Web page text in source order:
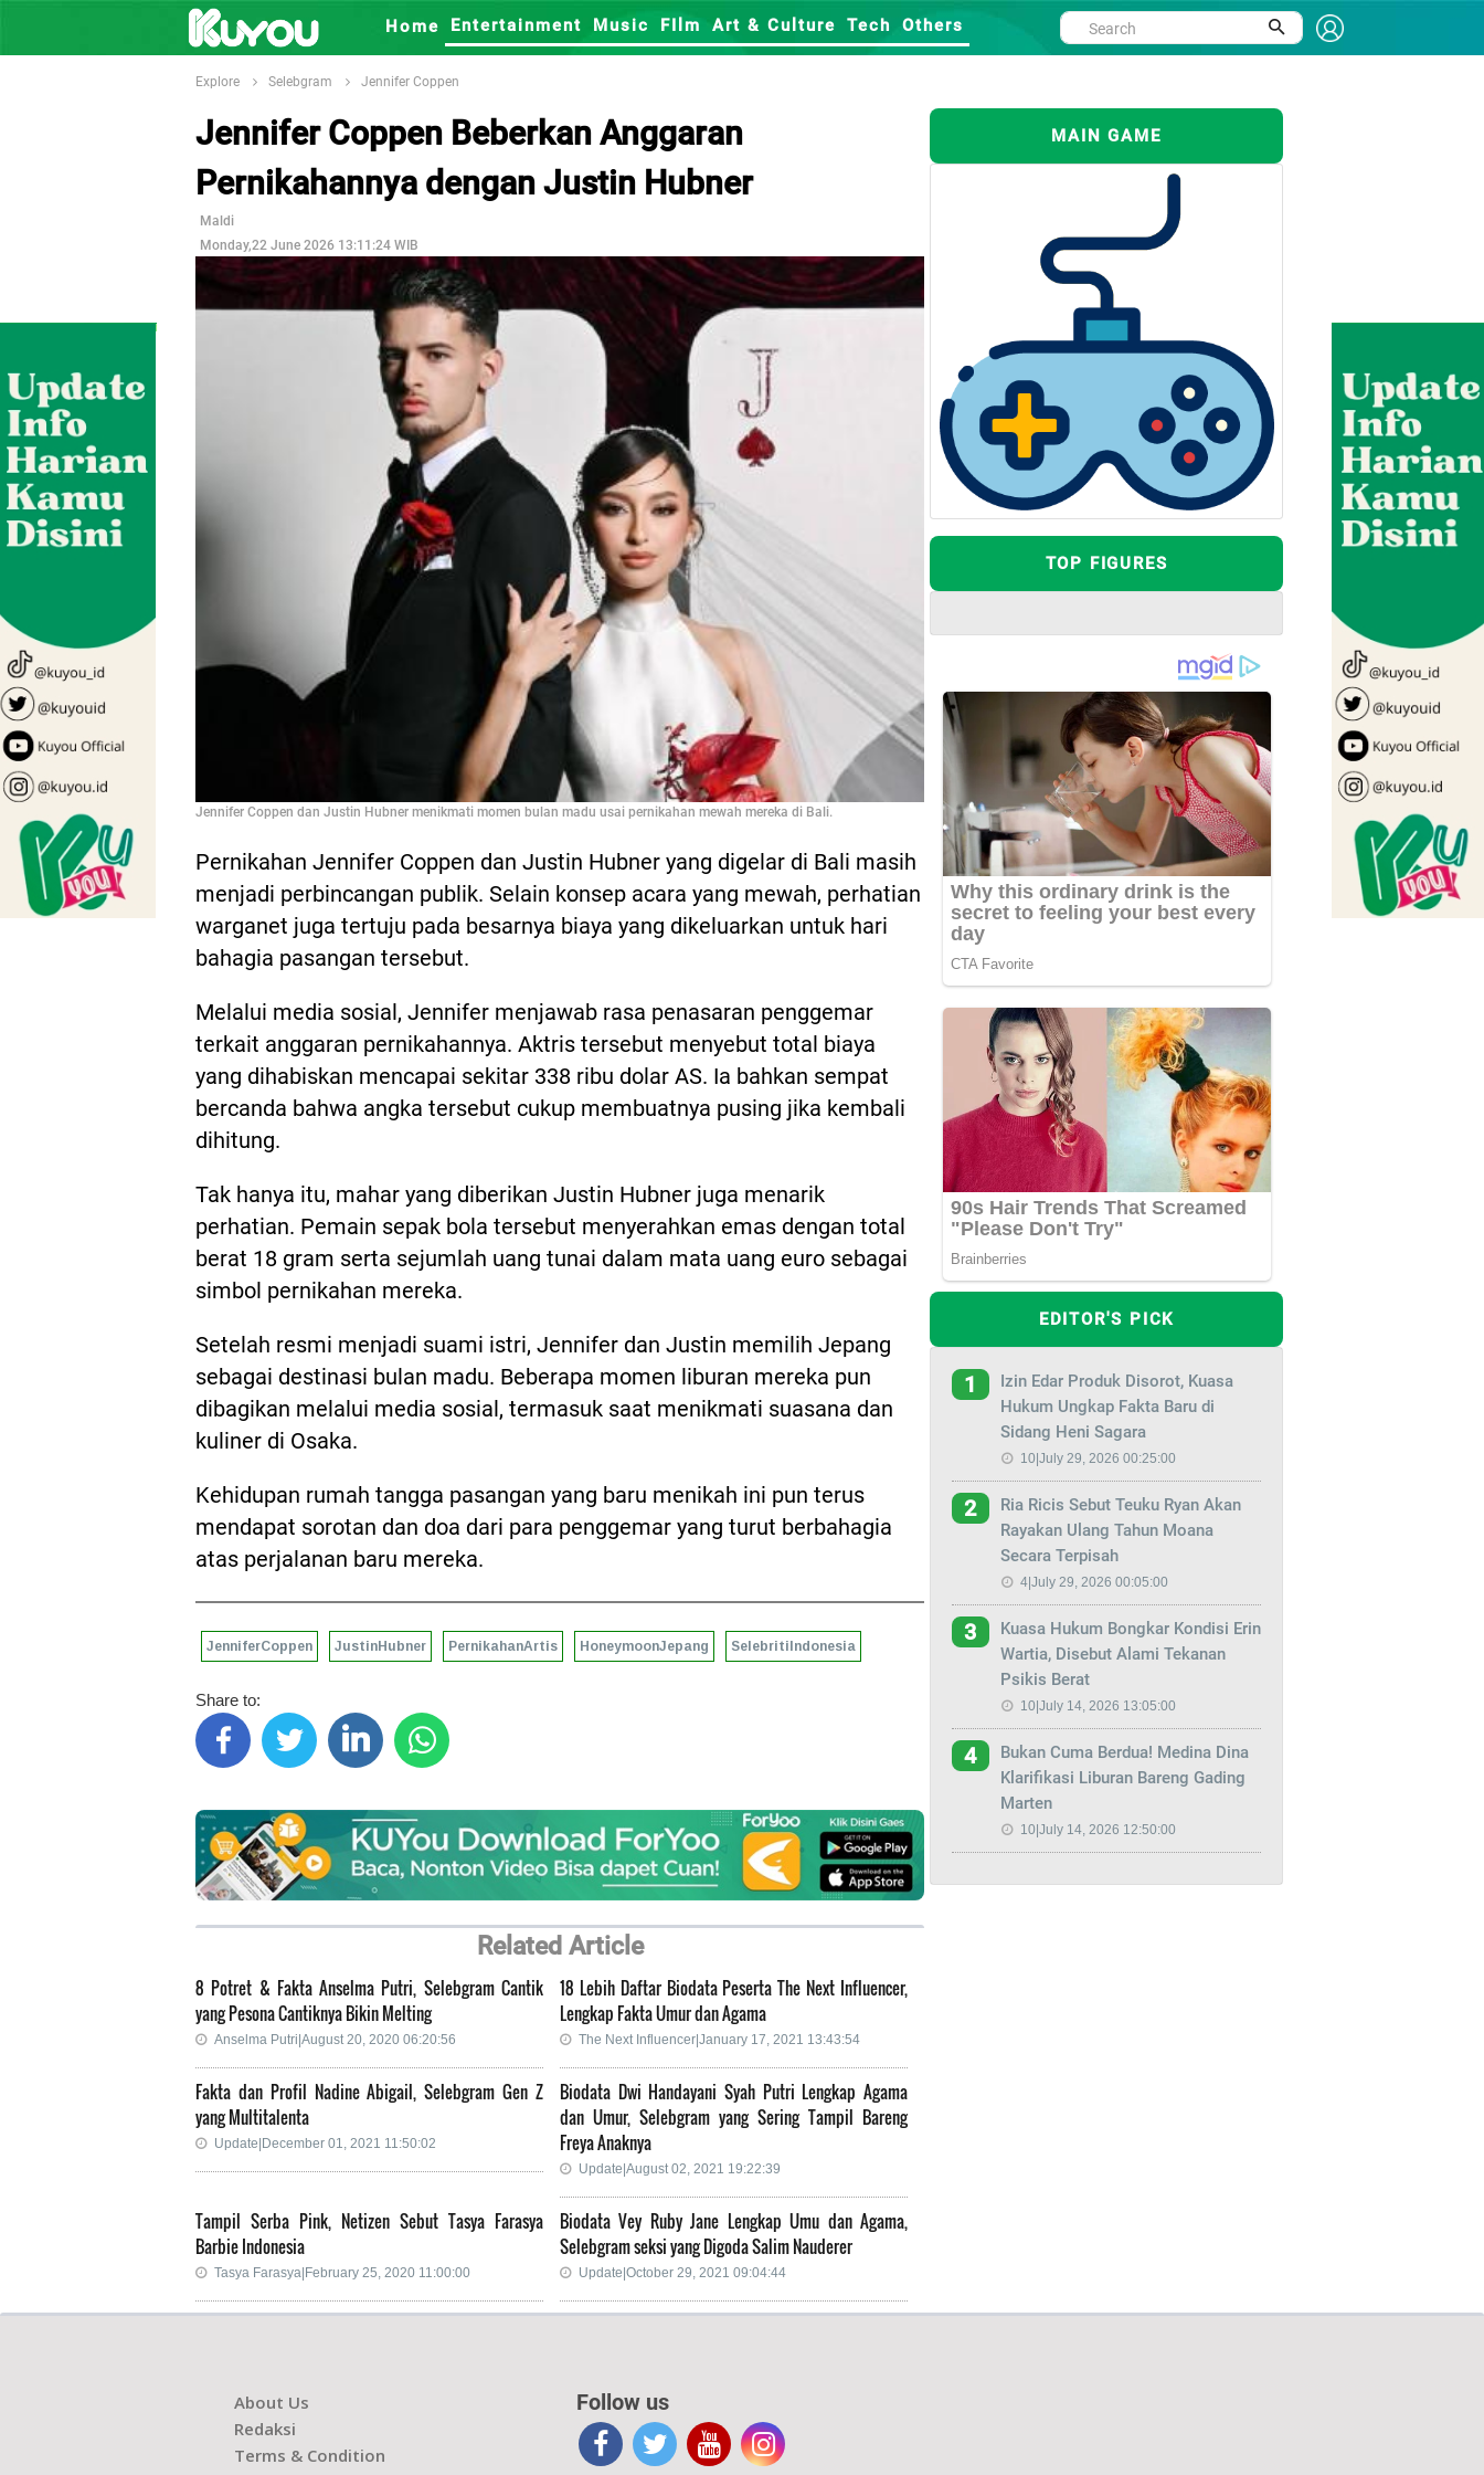
Home Entertainment Music FIlm Art & Culture Tech Others
Explore Selebgram Jennifer Coppen
Jennifer Coppen Beberkan Anggaran
Pernikahannya dengan Justin Hubner
Maldi
Monday,22 June 2026 13:11:24 WIB
Jennifer Coppen dan Justin Hubner menikmati momen bulan madu usai pernikahan mewah mereka di Bali.
Pernikahan Jennifer Coppen dan Justin Hubner yang digelar di Bali masih
menjadi perbincangan publik. Selain konsep acara yang mewah, perhatian
warganet juga tertuju pada besarnya biaya yang dikeluarkan untuk hari
bahagia pasangan tersebut.
Melalui media sosial, Jennifer menjawab rasa penasaran penggemar
terkait anggaran pernikahannya. Aktris tersebut menyebut total biaya
yang dihabiskan mencapai sekitar 338 ribu dolar AS. Ia bahkan sempat
bercanda bahwa angka tersebut cukup membuatnya pusing jika kembali
dihitung.
Tak hanya itu, mahar yang diberikan Justin Hubner juga menarik
perhatian. Pemain sepak bola tersebut menyerahkan emas dengan total
berat 18 gram serta sejumlah uang tunai dalam mata uang euro sebagai
simbol pernikahan mereka.
Setelah resmi menjadi suami istri, Jennifer dan Justin memilih Jepang
sebagai destinasi bulan madu. Beberapa momen liburan mereka pun
dibagikan melalui media sosial, termasuk saat menikmati suasana dan
kuliner di Osaka.
Kehidupan rumah tangga pasangan yang baru menikah ini pun terus
mendapat sorotan dan doa dari para penggemar yang turut berbahagia
atas perjalanan baru mereka.
JenniferCoppen JustinHubner PernikahanArtis HoneymoonJepang SelebritiIndonesia
Share to:
Related Article
8 Potret & Fakta Anselma Putri, Selebgram Cantik
yang Pesona Cantiknya Bikin Melting
Anselma Putri|August 20, 2020 06:20:56
18 Lebih Daftar Biodata Peserta The Next Influencer,
Lengkap Fakta Umur dan Agama
The Next Influencer|January 17, 2021 13:43:54
Fakta dan Profil Nadine Abigail, Selebgram Gen Z
yang Multitalenta
Update|December 01, 2021 11:50:02
Biodata Dwi Handayani Syah Putri Lengkap Agama
dan Umur, Selebgram yang Sering Tampil Bareng
Freya Anaknya
Update|August 02, 2021 19:22:39
Tampil Serba Pink, Netizen Sebut Tasya Farasya
Barbie Indonesia
Tasya Farasya|February 25, 2020 11:00:00
Biodata Vey Ruby Jane Lengkap Umu dan Agama,
Selebgram seksi yang Digoda Salim Nauderer
Update|October 29, 2021 09:04:44
MAIN GAME
TOP FIGURES
EDITOR'S PICK
1
Izin Edar Produk Disorot, Kuasa
Hukum Ungkap Fakta Baru di
Sidang Heni Sagara
10|July 29, 2026 00:25:00
2
Ria Ricis Sebut Teuku Ryan Akan
Rayakan Ulang Tahun Moana
Secara Terpisah
4|July 29, 2026 00:05:00
3
Kuasa Hukum Bongkar Kondisi Erin
Wartia, Disebut Alami Tekanan
Psikis Berat
10|July 14, 2026 13:05:00
4
Bukan Cuma Berdua! Medina Dina
Klarifikasi Liburan Bareng Gading
Marten
10|July 14, 2026 12:50:00
About Us
Redaksi
Terms & Condition
Follow us